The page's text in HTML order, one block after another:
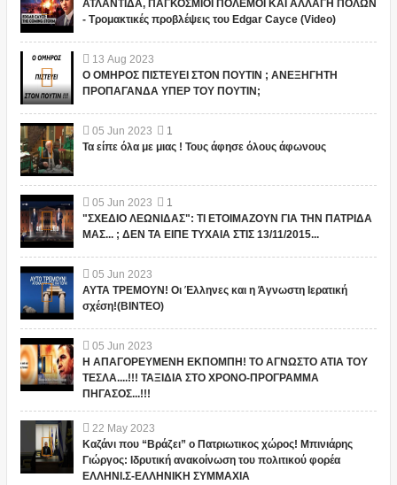
ΑΤΛΑΝΤΙΔΑ, ΠΑΓΚΟΣΜΙΟΙ ΠΟΛΕΜΟΙ ΚΑΙ ΑΛΛΑΓΗ ΠΟΛΩΝ
- Τρομακτικές προβλέψεις του Edgar Cayce (Video)
13 Aug 2023
Ο ΟΜΗΡΟΣ ΠΙΣΤΕΥΕΙ ΣΤΟΝ ΠΟΥΤΙΝ ; ΑΝΕΞΗΓΗΤΗ
ΠΡΟΠΑΓΑΝΔΑ ΥΠΕΡ ΤΟΥ ΠΟΥΤΙΝ;
05 Jun 2023
1
Τα είπε όλα με μιας ! Τους άφησε όλους άφωνους
05 Jun 2023
1
"ΣΧΕΔΙΟ ΛΕΩΝΙΔΑΣ": ΤΙ ΕΤΟΙΜΑΖΟΥΝ ΓΙΑ ΤΗΝ ΠΑΤΡΙΔΑ
ΜΑΣ... ; ΔΕΝ ΤΑ ΕΙΠΕ ΤΥΧΑΙΑ ΣΤΙΣ 13/11/2015...
05 Jun 2023
ΑΥΤΑ ΤΡΕΜΟΥΝ! Οι Έλληνες και η Άγνωστη Ιερατική
σχέση!(ΒΙΝΤΕΟ)
05 Jun 2023
Η ΑΠΑΓΟΡΕΥΜΕΝΗ ΕΚΠΟΜΠΗ! ΤΟ ΑΓΝΩΣΤΟ ΑΤΙΑ ΤΟΥ
ΤΕΣΛΑ....!!! ΤΑΞΙΔΙΑ ΣΤΟ ΧΡΟΝΟ-ΠΡΟΓΡΑΜΜΑ
ΠΗΓΑΣΟΣ...!!!
22 May 2023
Καζάνι που “Βράζει” ο Πατριωτικος χώρος! Μπινιάρης
Γιώργος: Ιδρυτική ανακοίνωση του πολιτικού φορέα
ΕΛΛΗΝΙ.Σ-ΕΛΛΗΝΙΚΗ ΣΥΜΜΑΧΙΑ